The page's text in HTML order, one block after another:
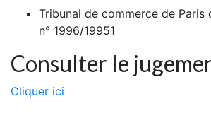
Tribunal de commerce de Paris
n° 1996/19951
Consulter le
Cliquer ici